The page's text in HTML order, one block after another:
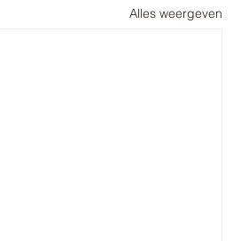
Alles weergeven